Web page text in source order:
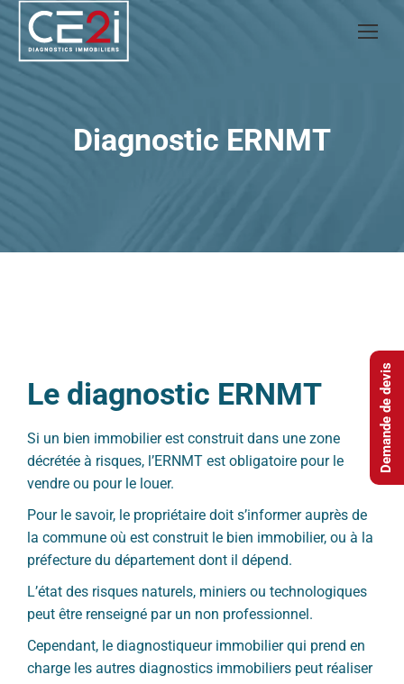
Diagnostic ERNMT
Le diagnostic ERNMT
Si un bien immobilier est construit dans une zone
décrétée à risques, l’ERNMT est obligatoire pour le
vendre ou pour le louer.
Pour le savoir, le propriétaire doit s’informer auprès de
la commune où est construit le bien immobilier, ou à la
préfecture du département dont il dépend.
L’état des risques naturels, miniers ou technologiques
peut être renseigné par un non professionnel.
Cependant, le diagnostiqueur immobilier qui prend en
charge les autres diagnostics immobiliers peut réaliser
Demande de devis